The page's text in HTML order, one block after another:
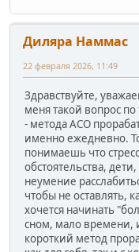
Диляра Наммас
22 февраля 2026, 11:49
Здравствуйте,
меня такой вопрос
- метода АСО
именно ежедневно.
понимаешь что
обстоятельства,
неумение
чтобы не оставлять,
хочется начинать
сном, мало времени,
короткий метод